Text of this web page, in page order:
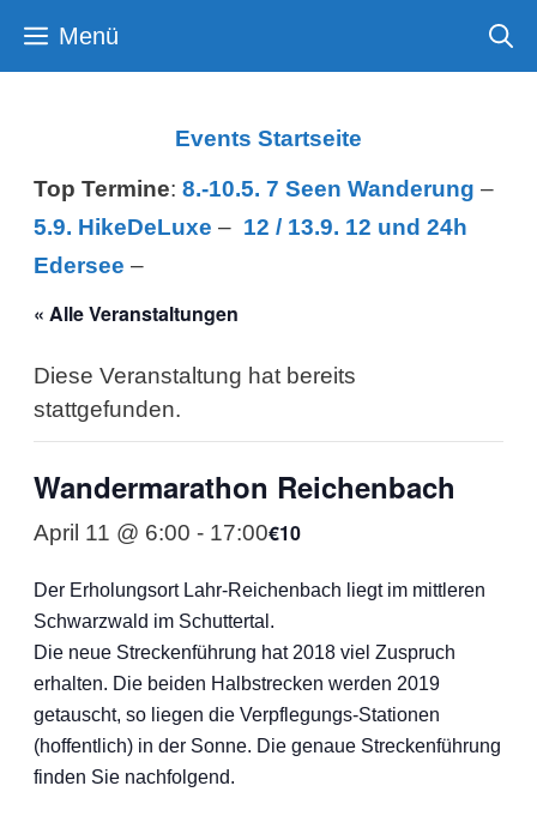
Inhalt Menü
Events Startseite
Top Termine: 8.-10.5. 7 Seen Wanderung –
5.9. HikeDeLuxe – 12 / 13.9. 12 und 24h
Edersee –
« Alle Veranstaltungen
Diese Veranstaltung hat bereits
stattgefunden.
Wandermarathon Reichenbach
April 11 @ 6:00 - 17:00€10
Der Erholungsort Lahr-Reichenbach liegt im mittleren
Schwarzwald im Schuttertal.
Die neue Streckenführung hat 2018 viel Zuspruch
erhalten. Die beiden Halbstrecken werden 2019
getauscht, so liegen die Verpflegungs-Stationen
(hoffentlich) in der Sonne. Die genaue Streckenführung
finden Sie nachfolgend.